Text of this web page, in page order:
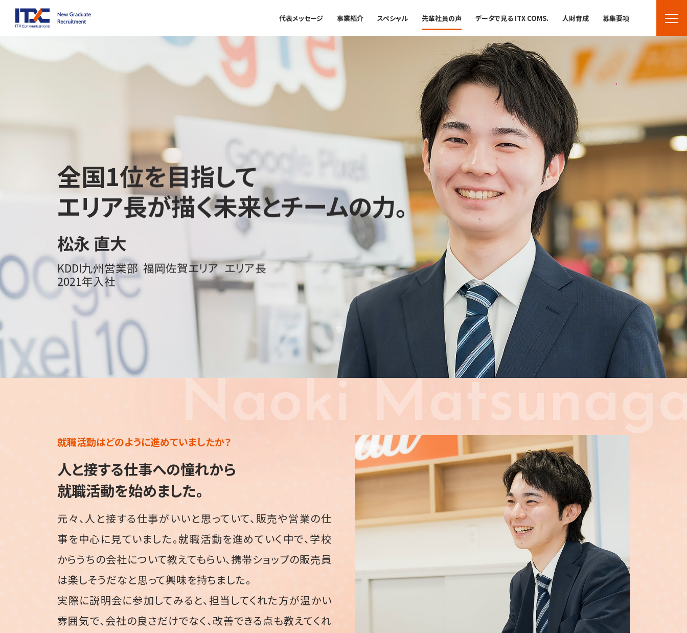
先輩社員の声
全国1位を目指して
エリア長が描く未来とチームの力。
松永 直大
KDDI九州営業部 福岡佐賀エリア エリア長
2021年入社
Naoki
就職活動はどのように進めていましたか？
人と接する仕事への憧れから
就職活動を始めました。
元々、人と接する仕事がいいと思っていて、販売や営業の仕
事を中心に見ていました。就職活動を進めていく中で、学校
からうちの会社について教えてもらい、携帯ショップの販売員
は楽しそうだなと思って興味を持ちました。
実際に説明会に参加してみると、担当してくれた方が温かい
雰囲気で、会社の良さだけでなく、改善できる点も教えてくれ